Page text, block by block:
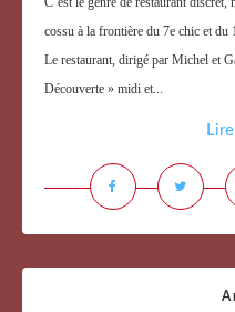
cossu à la frontière du 7e chic et du
Le restaurant, dirigé par Michel et
Découverte » midi et...